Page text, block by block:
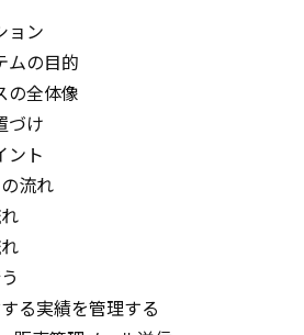
ョン
ムの目的
の全体像
づけ
ント
流れ
る実績を管理する